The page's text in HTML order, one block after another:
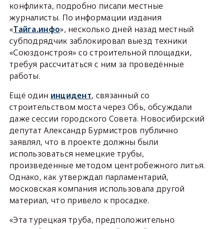
конфликта, подробно писали местные
журналисты. По информации издания
«Тайга.инфо», несколько дней назад местный
субподрядчик заблокировал выезд техники
«Союздонстроя» со строительной площадки,
требуя рассчитаться с ним за проведённые
работы.
Ещё один инцидент, связанный со
строительством моста через Обь, обсуждали
даже сессии городского Совета. Новосибирский
депутат Александр Бурмистров публично
заявлял, что в проекте должны были
использоваться немецкие трубы,
произведенные методом центробежного литья.
Однако, как утверждал парламентарий,
московская компания использовала другой
материал, что привело к просадке.
«Эта турецкая труба, предположительно